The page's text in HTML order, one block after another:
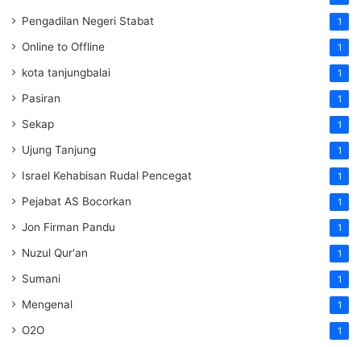
Pengadilan Negeri Stabat 1
Online to Offline 1
kota tanjungbalai 1
Pasiran 1
Sekap 1
Ujung Tanjung 1
Israel Kehabisan Rudal Pencegat 1
Pejabat AS Bocorkan 1
Jon Firman Pandu 1
Nuzul Qur'an 1
Sumani 1
Mengenal 1
O2O 1